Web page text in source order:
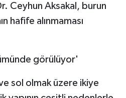
Ceyhun Aksakal, burun
hafife alınmaması
görülüyor'
sol olmak üzere ikiye